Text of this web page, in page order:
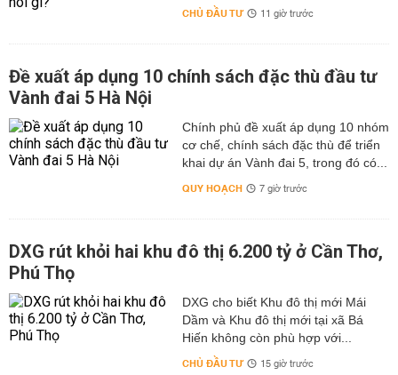
CHỦ ĐẦU TƯ 11 giờ trước
Đề xuất áp dụng 10 chính sách đặc thù đầu tư
Vành đai 5 Hà Nội
Chính phủ đề xuất áp dụng 10 nhóm
cơ chế, chính sách đặc thù để triển
khai dự án Vành đai 5, trong đó có...
QUY HOẠCH 7 giờ trước
DXG rút khỏi hai khu đô thị 6.200 tỷ ở Cần Thơ,
Phú Thọ
DXG cho biết Khu đô thị mới Mái
Dầm và Khu đô thị mới tại xã Bá
Hiến không còn phù hợp với...
CHỦ ĐẦU TƯ 15 giờ trước